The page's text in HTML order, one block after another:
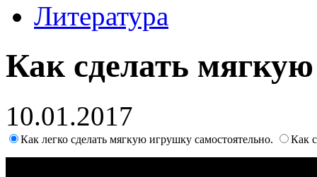
Литература
Как сделать
10.01.2017
Как легко сделать мягкую игрушку самостоятельно. Как